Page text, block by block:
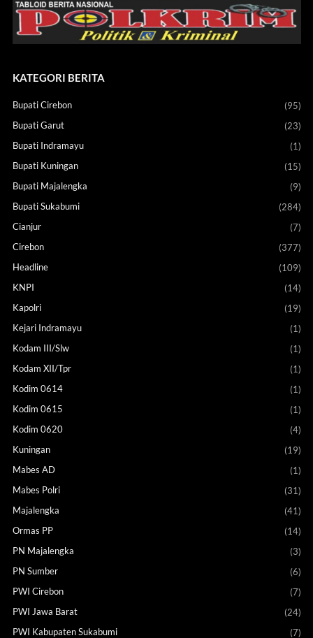
KATEGORI BERITA
Bupati Cirebon
(95)
Bupati Garut
(23)
Bupati Indramayu
(1)
Bupati Kuningan
(15)
Bupati Majalengka
(9)
Bupati Sukabumi
(284)
Cianjur
(7)
Cirebon
(377)
Headline
(109)
KNPI
(14)
Kapolri
(19)
Kejari Indramayu
(1)
Kodam III/Slw
(1)
Kodam XII/Tpr
(1)
Kodim 0614
(1)
Kodim 0615
(1)
Kodim 0620
(4)
Kuningan
(19)
Mabes AD
(1)
Mabes Polri
(31)
Majalengka
(41)
Ormas PP
(14)
PN Majalengka
(3)
PN Sumber
(6)
PWI Cirebon
(7)
PWI Jawa Barat
(24)
PWI Kabupaten Sukabumi
(7)